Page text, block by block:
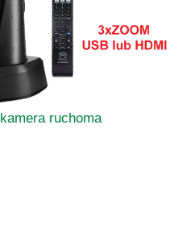
kamera ruchoma